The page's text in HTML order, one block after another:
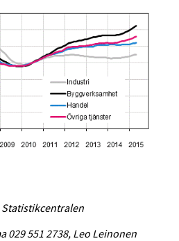
029 551 2738, Leo Leinonen